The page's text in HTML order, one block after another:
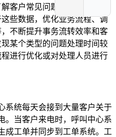
客户常见问题的类型、分布
些数据，优化业务流程、调
不断提升事务流转效率和客
某个类型的问题处理时间较
进行优化或对处理人员进行
系统每天会接到大量客户关于
。当客户来电时，呼叫中心系
成工单并同步到工单系统。工